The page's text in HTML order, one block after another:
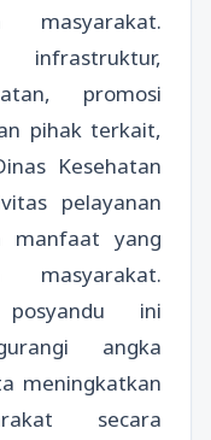
masyarakat.
promosi
pihak terkait,
Kesehatan
pelayanan
manfaat yang
posyandu ini
angka
meningkatkan
secara